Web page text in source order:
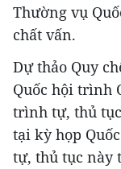
Thường vụ
chất vấn.
Dự thảo Quy
Quốc hội trình
trình tự, thủ
tại kỳ họp
tự, thủ tục này